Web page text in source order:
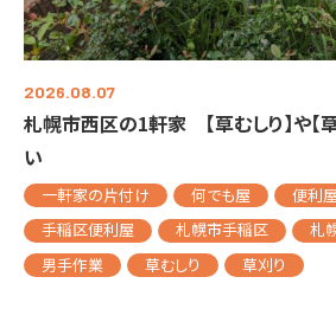
2026.08.07
札幌市西区の1軒家 【草むしり】や【
い
一軒家の片付け 何でも屋 便利
手稲区便利屋
札幌市手稲区
札
男手作業
草むしり 草刈り